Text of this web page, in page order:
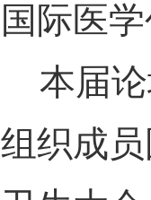
国际医
本届
组织成